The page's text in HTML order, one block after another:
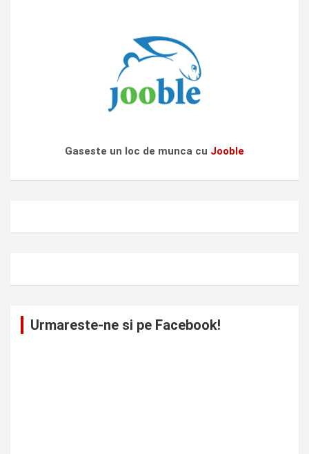
Gaseste un loc de munca cu Jooble
Urmareste-ne si pe Facebook!